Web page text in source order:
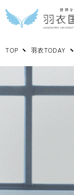
TOP 羽衣TODAY